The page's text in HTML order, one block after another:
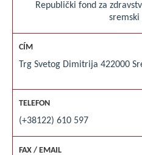
Republički fond za
sremski
Trg Svetog Dimitrija 422000
(+38122) 610 597